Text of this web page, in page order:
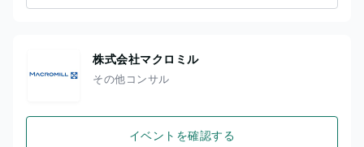
株式会社マクロミル
その他コンサル
イベントを確認する